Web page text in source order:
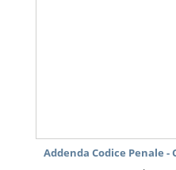
Addenda Codice Penale -